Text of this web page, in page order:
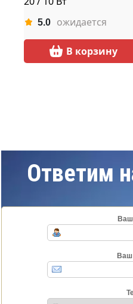
5.0 ожидается
В корзину
Ответим
Ваш